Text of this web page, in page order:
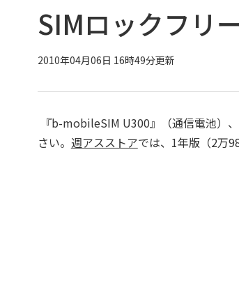
SIMロックフリ
2010年04月06日 16時49分更新
『b-mobileSIM U300』（通信電池）
さい。 週アスストアでは、1年版（2万